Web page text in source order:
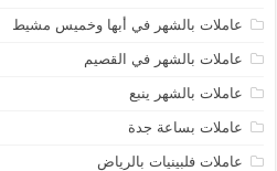
عاملات بالشهر في أبها وخميس مشيط
عاملات بالشهر في القصيم
عاملات بالشهر ينبع
عاملات بساعة جدة
عاملات فلبينيات بالرياض